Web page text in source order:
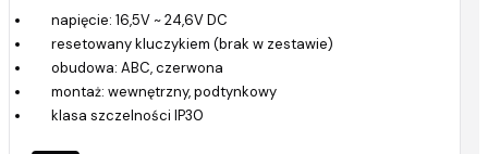
napięcie: 16,5V ~ 24,6V DC
resetowany kluczykiem (brak w zestawie)
obudowa: ABC, czerwona
montaż: wewnętrzny, podtynkowy
klasa szczelności IP30